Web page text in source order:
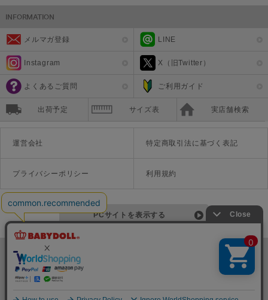
メルマガ登録 LINE
Instagram X（旧Twitter）
よくあるご質問 ご利用ガイド
出荷予定 サイズ表 実店舗検索
運営会社 特定商取引法に基づく表記
プライバシーポリシー 利用規約
PCサイトを表示する
©Disney ©Disney/Pixar ©Disney. Based on the "Winnie the Pooh" works by A.A. Milne and E.H. Shepard.